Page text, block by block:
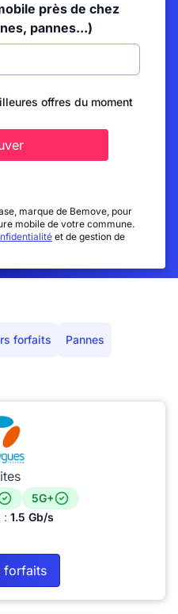
près de chez
pannes...)
offres du moment
marque de Bemove, pour
mobile de votre commune.
et de gestion de
forfaits Pannes
5G+
: 1.5 Gb/s
forfaits